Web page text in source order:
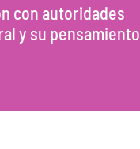
con autoridades
y su pensamiento